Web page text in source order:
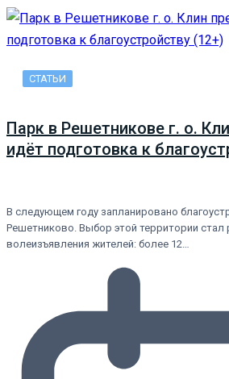
СТАТЬИ
Парк в Решетникове г. о.
идёт подготовка к
В следующем году запланировано
Решетниково. Выбор этой территории стал
волеизъявления жителей: более 12…